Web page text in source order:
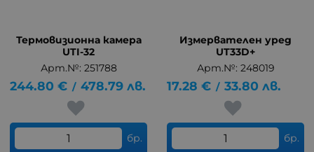
Термовизионна камера
UTI-32
Арт.№: 251788
244.80 € / 478.79 лв.
бр.
Измервателен уред
UT33D+
Арт.№: 248019
17.28 € / 33.80 лв.
бр.